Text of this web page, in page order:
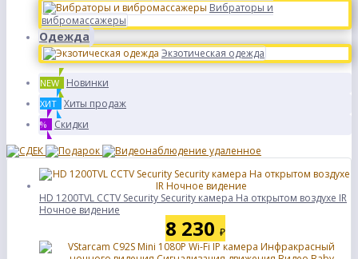
Вибраторы и
вибромассажеры
Одежда
Экзотическая одежда
NEW Новинки
ХИТ Хиты продаж
% Скидки
HD 1200TVL CCTV Security Security камера На открытом воздухе IR
Ночное видение
8 230 ₽